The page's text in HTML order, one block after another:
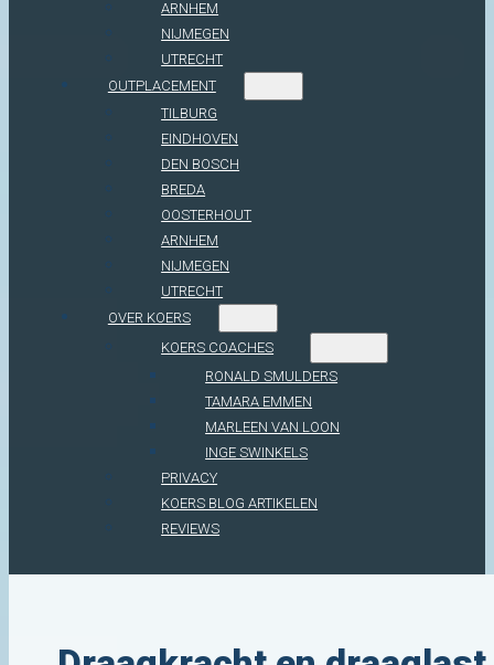
ARNHEM
NIJMEGEN
UTRECHT
OUTPLACEMENT
TILBURG
EINDHOVEN
DEN BOSCH
BREDA
OOSTERHOUT
ARNHEM
NIJMEGEN
UTRECHT
OVER KOERS
KOERS COACHES
RONALD SMULDERS
TAMARA EMMEN
MARLEEN VAN LOON
INGE SWINKELS
PRIVACY
KOERS BLOG ARTIKELEN
REVIEWS